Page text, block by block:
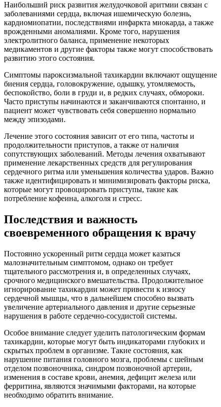
Наибольший риск развития желудочковой аритмии связан с
заболеваниями сердца, включая ишемическую болезнь,
кардиомиопатии, последствиями инфаркта миокарда, а также
врожденными аномалиями. Кроме того, нарушения
электролитного баланса, применение некоторых
медикаментов и другие факторы также могут способствовать
развитию этого состояния.
Симптомы пароксизмальной тахикардии включают ощущение
биения сердца, головокружение, одышку, утомляемость,
беспокойство, боли в груди и, в редких случаях, обмороки.
Часто приступы начинаются и заканчиваются спонтанно, и
пациент может чувствовать себя совершенно нормально
между эпизодами.
Лечение этого состояния зависит от его типа, частоты и
продолжительности приступов, а также от наличия
сопутствующих заболеваний. Методы лечения охватывают
применение лекарственных средств для регулирования
сердечного ритма или уменьшения количества ударов. Важно
также идентифицировать и минимизировать факторы риска,
которые могут провоцировать приступы, такие как
потребление кофеина, алкоголя и стресс.
Последствия и важность
своевременного обращения к врачу
Постоянно ускоренный ритм сердца может казаться
малозначительным симптомом, однако он требует
тщательного рассмотрения и, в определенных случаях,
срочного медицинского вмешательства. Продолжительное
игнорирование тахикардии может привести к износу
сердечной мышцы, что в дальнейшем способно вызвать
увеличение артериального давления и другие серьезные
нарушения в работе сердечно-сосудистой системы.
Особое внимание следует уделить патологическим формам
тахикардии, которые могут быть индикаторами глубоких и
скрытых проблем в организме. Такие состояния, как
нарушение питания головного мозга, проблемы с шейным
отделом позвоночника, синдром позвоночной артерии,
изменения в составе крови, анемия, дефицит железа или
ферритина, являются значимыми факторами, на которые
необходимо обратить внимание.